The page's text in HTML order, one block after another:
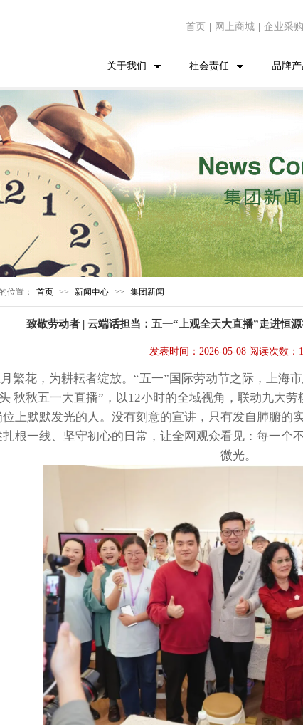
首页 网上商城 企业采购
关于我们 社会责任 品牌产
位置： 首页 >> 新闻中心 >> 集团新闻
致敬劳动者 | 云端话担当：五一“上观全天大直播”走进恒
发表时间：2026-05-08 阅读次数：
繁花，为耕耘者绽放。“五一”国际劳动节之际，上海
秋秋五一大直播”，以12小时的全域视角，联动九大
位上默默发光的人。没有刻意的宣讲，只有发自肺腑
扎根一线、坚守初心的日常，让全网观众看见：每一个
微光。